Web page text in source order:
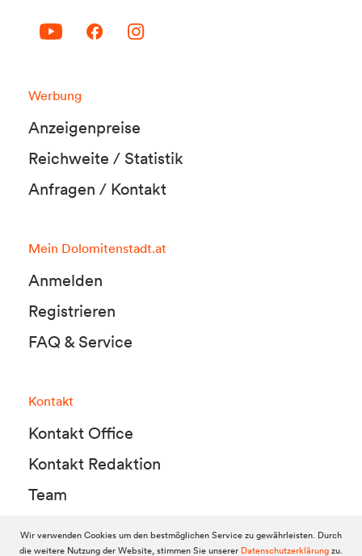
Werbung
Anzeigenpreise
Reichweite / Statistik
Anfragen / Kontakt
Mein Dolomitenstadt.at
Anmelden
Registrieren
FAQ & Service
Kontakt
Kontakt Office
Kontakt Redaktion
Team
Wir verwenden Cookies um den bestmöglichen Service zu gewährleisten. Durch
die weitere Nutzung der Website, stimmen Sie unserer Datenschutzerklärungzu.